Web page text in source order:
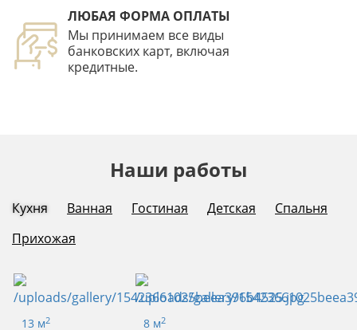
ЛЮБАЯ ФОРМА ОПЛАТЫ
Мы принимаем все виды
банковских карт, включая
кредитные.
Наши работы
Кухня Ванная Гостиная Детская
Спальня
Прихожая
13 м2 8 м2